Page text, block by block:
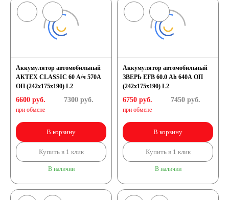
Аккумулятор автомобильный
АКТЕХ CLASSIC 60 А/ч 570А
ОП (242x175x190) L2
6600 руб.
при обмене
7300руб.
В корзину
Купить в 1 клик
В наличии
Аккумулятор автомобильный
ЗВЕРЬ EFB 60.0 Ah 640А ОП
(242x175x190) L2
6750 руб.
при обмене
7450руб.
В корзину
Купить в 1 клик
В наличии